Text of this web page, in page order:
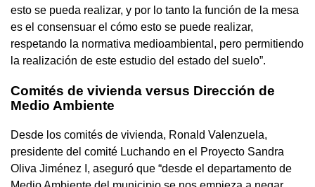
esto se pueda realizar, y por lo tanto la función de la mesa
es el consensuar el cómo esto se puede realizar,
respetando la normativa medioambiental, pero permitiendo
la realización de este estudio del estado del suelo”.
Comités de vivienda versus Dirección de
Medio Ambiente
Desde los comités de vivienda, Ronald Valenzuela,
presidente del comité Luchando en el Proyecto Sandra
Oliva Jiménez I, aseguró que “desde el departamento de